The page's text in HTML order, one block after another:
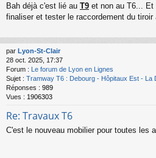
Bah déjà c'est lié au T9 et non au T6... Et
finaliser et tester le raccordement du tiroir
par Lyon-St-Clair
28 oct. 2025, 17:37
Forum : Le forum de Lyon en Lignes
Sujet : Tramway T6 : Debourg - Hôpitaux Est - La
Réponses : 989
Vues : 1906303
Re: Travaux T6
C'est le nouveau mobilier pour toutes les